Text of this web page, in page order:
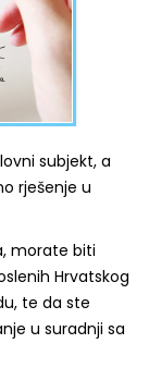
subjekt, a
rješenje u
morate biti
Hrvatskog
te da ste
u suradnji sa